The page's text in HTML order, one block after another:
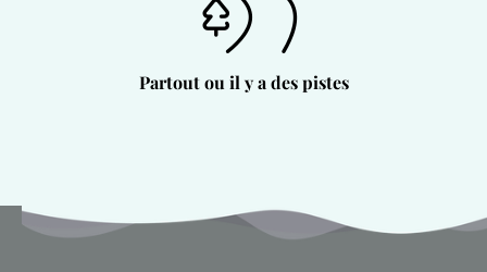
Partout ou il y a des pistes